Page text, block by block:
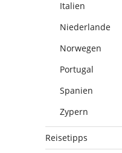
Italien
Niederlande
Norwegen
Portugal
Spanien
Zypern
Reisetipps